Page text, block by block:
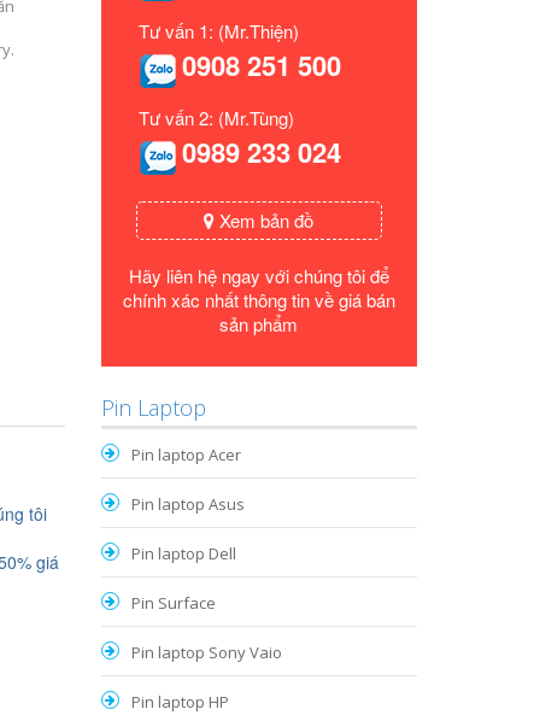
tôi
giá
Tư vấn 1: (Mr.Thiện)
0908 251 500
Tư vấn 2: (Mr.Tùng)
0989 233 024
Xem bản đồ
Hãy liên hệ ngay với chúng tôi để
chính xác nhất thông tin về giá bán
sản phẩm
Pin Laptop
Pin laptop Acer
Pin laptop Asus
Pin laptop Dell
Pin Surface
Pin laptop Sony Vaio
Pin laptop HP